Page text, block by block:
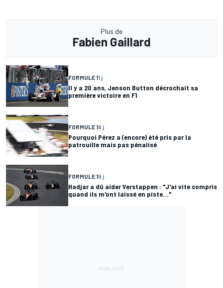
Plus de
Fabien Gaillard
FORMULE 11 j
Il y a 20 ans, Jenson Button décrochait sa
première victoire en F1
FORMULE 19 j
Pourquoi Pérez a (encore) été pris par la
patrouille mais pas pénalisé
FORMULE 19 j
Hadjar a dû aider Verstappen : "J'ai vite compris
quand ils m'ont laissé en piste..."